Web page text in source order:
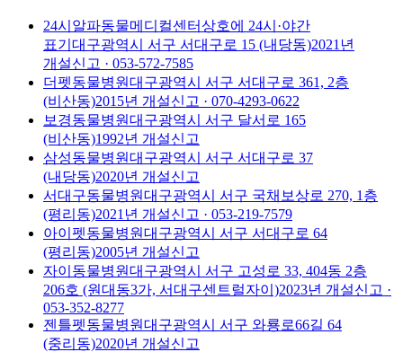
24시알파동물메디컬센터상호에 24시·야간
표기 대구광역시 서구 서대구로 15 (내당동)2021 년
개설신고 · 053-572-7585
더펫동물병원대구광역시 서구 서대구로 361, 2층
(비산동)2015년 개설신고 · 070-4293-0622
보경동물병원대구광역시 서구 달서로 165
(비산동)1992년 개설신고
삼성동물병원대구광역시 서구 서대구로 37
(내당동)2020년 개설신고
서대구동물병원대구광역시 서구 국채보상로 270, 1층
(평리동)2021 년 개설신고 · 053-219-7579
아이펫동물병원대구광역시 서구 서대구로 64
(평리동)2005년 개설신고
자이동물병원대구광역시 서구 고성로 33, 404동 2층
206호 (원대동3가, 서대구센트럴자이)2023년 개설신고 ·
053-352-8277
젠틀펫동물병원대구광역시 서구 와룡로66길 64
(중리동)2020년 개설신고